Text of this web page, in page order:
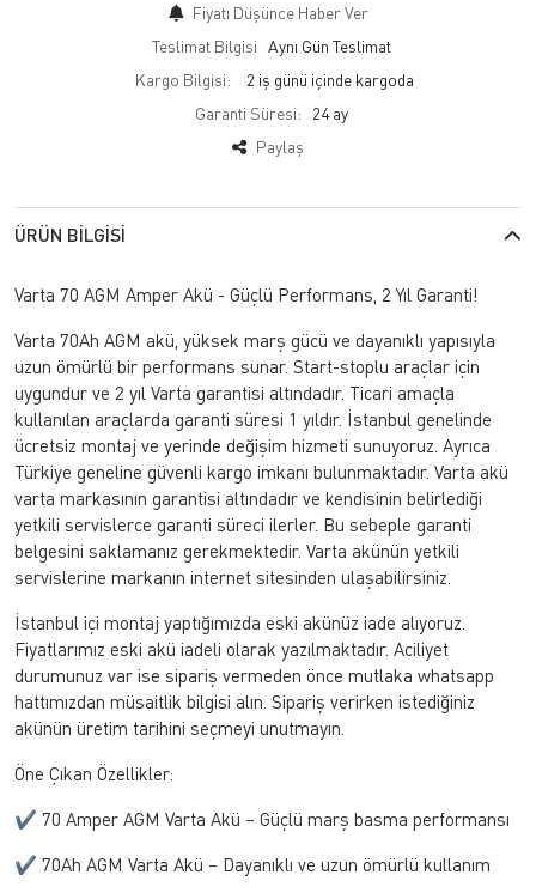
Fiyatı Düşünce Haber Ver
Teslimat Bilgisi Aynı Gün Teslimat
Kargo Bilgisi:
2 iş günü içinde kargoda
Garanti Süresi:
24 ay
Paylaş
ÜRÜN BILGISI
Varta 70 AGM Amper Akü - Güçlü Performans, 2 Yıl Garanti!
Varta 70Ah AGM akü, yüksek marş gücü ve dayanıklı yapısıyla
uzun ömürlü bir performans sunar. Start-stoplu araçlar için
uygundur ve 2 yıl Varta garantisi altındadır. Ticari amaçla
kullanılan araçlarda garanti süresi 1 yıldır. İstanbul genelinde
ücretsiz montaj ve yerinde değişim hizmeti sunuyoruz. Ayrıca
Türkiye geneline güvenli kargo imkanı bulunmaktadır. Varta akü
varta markasının garantisi altındadır ve kendisinin belirlediği
yetkili servislerce garanti süreci ilerler. Bu sebeple garanti
belgesini saklamanız gerekmektedir. Varta akünün yetkili
servislerine markanın internet sitesinden ulaşabilirsiniz.
İstanbul içi montaj yaptığımızda eski akünüz iade alıyoruz.
Fiyatlarımız eski akü iadeli olarak yazılmaktadır. Aciliyet
durumunuz var ise sipariş vermeden önce mutlaka whatsapp
hattımızdan müsaitlik bilgisi alın. Sipariş verirken istediğiniz
akünün üretim tarihini seçmeyi unutmayın.
Öne Çıkan Özellikler:
✔ 70 Amper AGM Varta Akü – Güçlü marş basma performansı
✔ 70Ah AGM Varta Akü – Dayanıklı ve uzun ömürlü kullanım